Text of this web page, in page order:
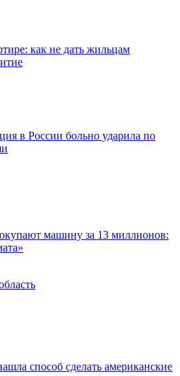
как не дать жильцам
в России больно ударила по
машину за 13 миллионов:
способ сделать американские